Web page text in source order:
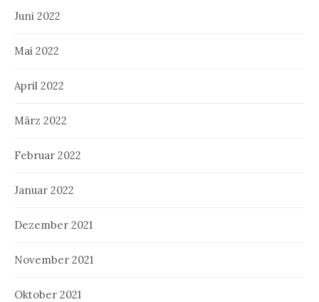
Juni 2022
Mai 2022
April 2022
März 2022
Februar 2022
Januar 2022
Dezember 2021
November 2021
Oktober 2021